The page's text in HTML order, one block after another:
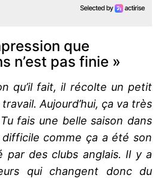
que
n’est pas finie »
qu’il fait, il récolte un petit
Aujourd’hui, ça va très
fais une belle saison dans
comme ça a été son
par des clubs anglais. Il y a
qui changent donc du